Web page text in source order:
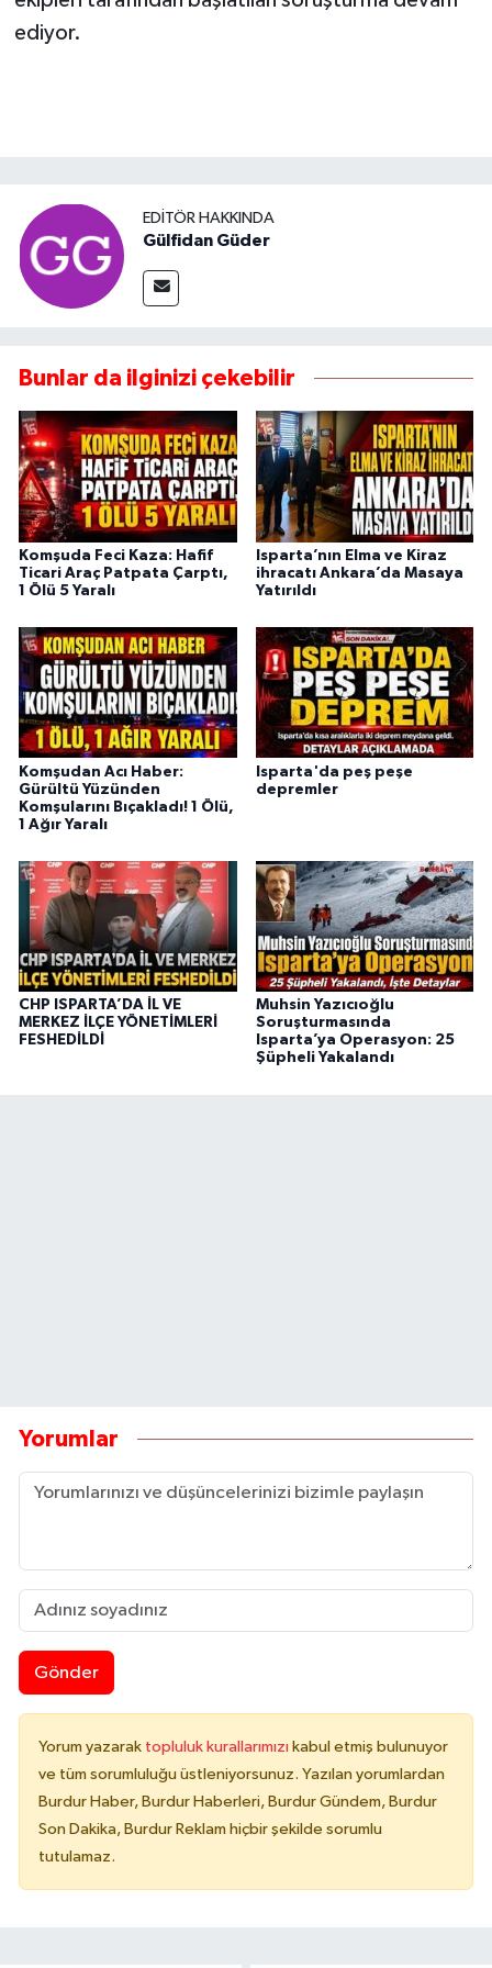
ediyor.
EDITÖR HAKKINDA
Gülfidan Güder
Bunlar da ilginizi çekebilir
Komşuda Feci Kaza: Hafif
Ticari Araç Patpata Çarptı,
1 Ölü 5 Yaralı
Isparta’nın Elma ve Kiraz
ihracatı Ankara’da Masaya
Yatırıldı
Komşudan Acı Haber:
Gürültü Yüzünden
Komşularını Bıçakladı! 1 Ölü,
1 Ağır Yaralı
Isparta'da peş peşe
depremler
CHP ISPARTA’DA İL VE
MERKEZ İLÇE YÖNETİMLERİ
FESHEDİLDİ
Muhsin Yazıcıoğlu
Soruşturmasında
Isparta’ya Operasyon: 25
Şüpheli Yakalandı
Yorumlar
Gönder
Yorum yazarak topluluk kurallarımızı kabul etmiş bulunuyor
ve tüm sorumluluğu üstleniyorsunuz. Yazılan yorumlardan
Burdur Haber, Burdur Haberleri, Burdur Gündem, Burdur
Son Dakika, Burdur Reklam hiçbir şekilde sorumlu
tutulamaz.